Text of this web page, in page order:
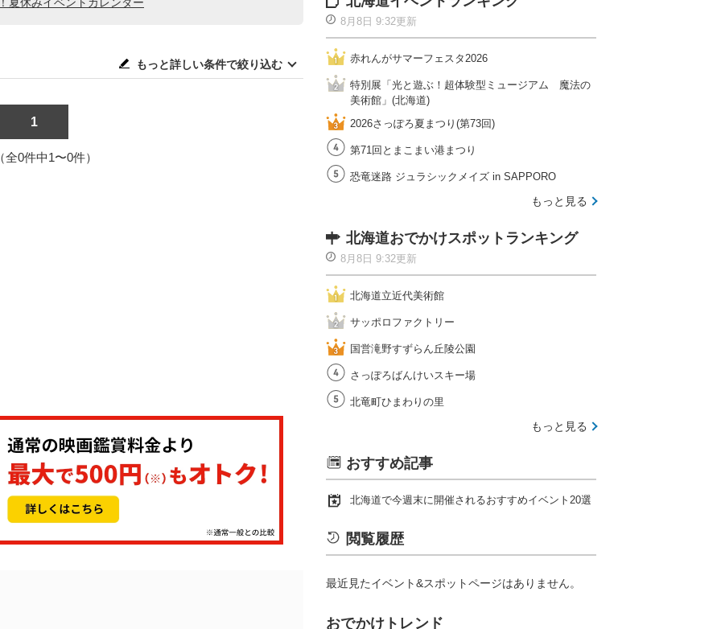
もっと詳しい条件で絞り込む
1
全0件中1〜0件）
8月8日 9:32更新
赤れんがサマーフェスタ2026
特別展「光と遊ぶ！超体験型ミュージアム 魔法の
美術館」(北海道)
2026さっぽろ夏まつり(第73回)
第71回とまこまい港まつり
恐竜迷路 ジュラシックメイズ in SAPPORO
もっと見る
北海道おでかけスポットランキング
8月8日 9:32更新
北海道立近代美術館
サッポロファクトリー
国営滝野すずらん丘陵公園
さっぽろばんけいスキー場
北竜町ひまわりの里
もっと見る
おすすめ記事
北海道で今週末に開催されるおすすめイベント20選
閲覧履歴
最近見たイベント&スポットページはありません。
おでかけトレンド